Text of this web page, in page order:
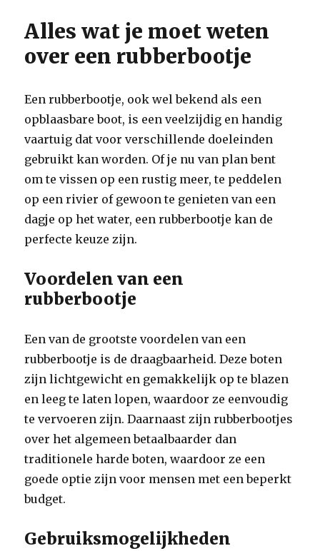
Alles wat je moet weten
over een rubberbootje
Een rubberbootje, ook wel bekend als een
opblaasbare boot, is een veelzijdig en handig
vaartuig dat voor verschillende doeleinden
gebruikt kan worden. Of je nu van plan bent
om te vissen op een rustig meer, te peddelen
op een rivier of gewoon te genieten van een
dagje op het water, een rubberbootje kan de
perfecte keuze zijn.
Voordelen van een
rubberbootje
Een van de grootste voordelen van een
rubberbootje is de draagbaarheid. Deze boten
zijn lichtgewicht en gemakkelijk op te blazen
en leeg te laten lopen, waardoor ze eenvoudig
te vervoeren zijn. Daarnaast zijn rubberbootjes
over het algemeen betaalbaarder dan
traditionele harde boten, waardoor ze een
goede optie zijn voor mensen met een beperkt
budget.
Gebruiksmogelijkheden